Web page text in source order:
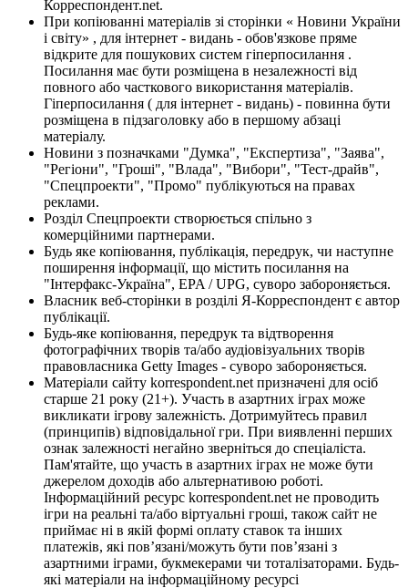
Корреспондент.net.
При копіюванні матеріалів зі сторінки « Новини України
і світу» , для інтернет - видань - обов'язкове пряме
відкрите для пошукових систем гіперпосилання .
Посилання має бути розміщена в незалежності від
повного або часткового використання матеріалів.
Гіперпосилання ( для інтернет - видань) - повинна бути
розміщена в підзаголовку або в першому абзаці
матеріалу.
Новини з позначками "Думка", "Експертиза", "Заява",
"Регіони", "Гроші", "Влада", "Вибори", "Тест-драйв",
"Спецпроекти", "Промо" публікуються на правах
реклами.
Розділ Спецпроекти створюється спільно з
комерційними партнерами.
Будь яке копіювання, публікація, передрук, чи наступне
поширення інформації, що містить посилання на
"Інтерфакс-Україна", EPA / UPG, суворо забороняється.
Власник веб-сторінки в розділі Я-Корреспондент є автор
публікації.
Будь-яке копіювання, передрук та відтворення
фотографічних творів та/або аудіовізуальних творів
правовласника Getty Images - суворо забороняється.
Матеріали сайту korrespondent.net призначені для осіб
старше 21 року (21+). Участь в азартних іграх може
викликати ігрову залежність. Дотримуйтесь правил
(принципів) відповідальної гри. При виявленні перших
ознак залежності негайно зверніться до спеціаліста.
Пам'ятайте, що участь в азартних іграх не може бути
джерелом доходів або альтернативою роботі.
Інформаційний ресурс korrespondent.net не проводить
ігри на реальні та/або віртуальні гроші, також сайт не
приймає ні в якій формі оплату ставок та інших
платежів, які пов’язані/можуть бути пов’язані з
азартними іграми, букмекерами чи тоталізаторами. Будь-
які матеріали на інформаційному ресурсі